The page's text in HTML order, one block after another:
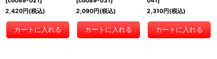
2,420円(税込)
カートに入れる
2,090円(税込)
カートに入れる
2,310円(税込)
カートに入れる